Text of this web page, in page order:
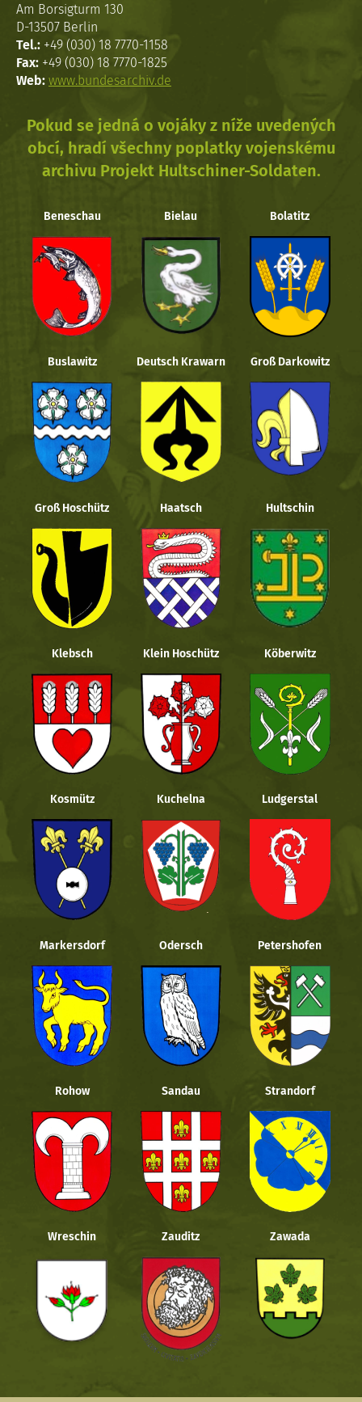
Am Borsigturm 130
D-13507 Berlin
Tel.: +49 (030) 18 7770-1158
Fax: +49 (030) 18 7770-1825
Web: www.bundesarchiv.de
Pokud se jedná o vojáky z níže uvedených
obcí, hradí všechny poplatky vojenskému
archivu Projekt Hultschiner-Soldaten.
Beneschau Bielau Bolatitz
Buslawitz Deutsch Krawarn Groß Darkowitz
Groß Hoschütz Haatsch Hultschin
Klebsch Klein Hoschütz Köberwitz
Kosmütz Kuchelna Ludgerstal
Markersdorf Odersch Petershofen
Rohow Sandau Strandorf
Wreschin Zauditz Zawada